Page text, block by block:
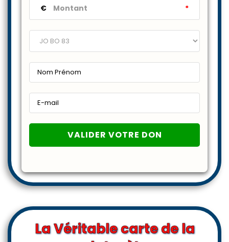
€ *
La Véritable carte de la